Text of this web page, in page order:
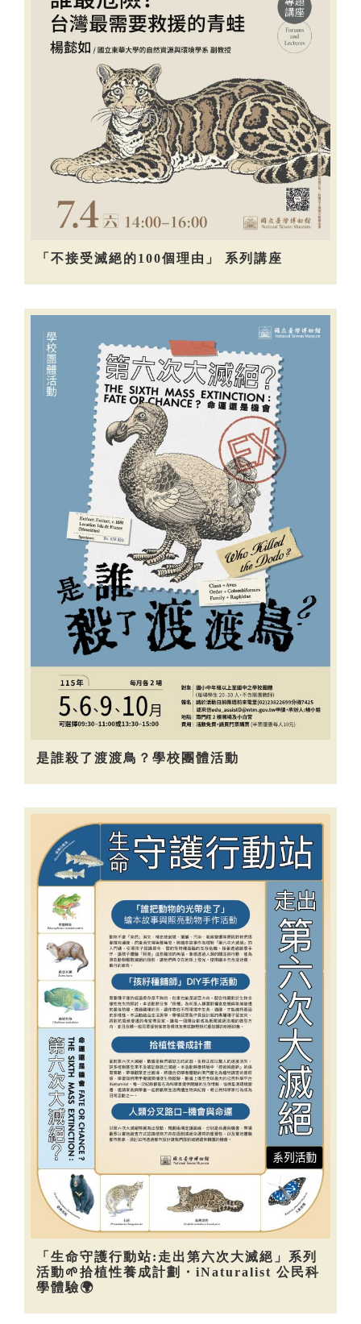
「不接受滅絕的100個理由」 系列講座
是誰殺了渡渡鳥？學校團體活動
「生命守護行動站:走出第六次大滅絕」系列
活動🌱拾植性養成計劃・iNaturalist 公民科
學體驗🌍